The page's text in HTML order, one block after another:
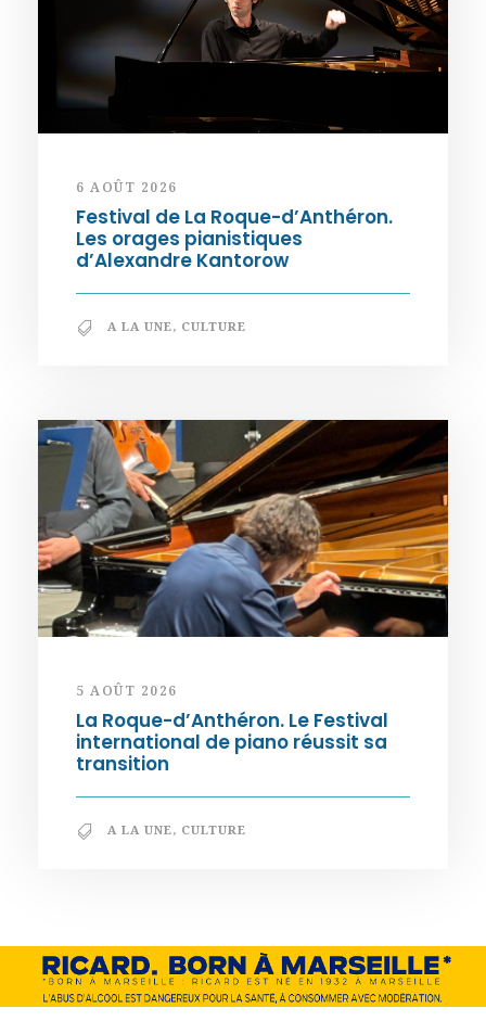
6 AOÛT 2026
Festival de La Roque-d’Anthéron.
Les orages pianistiques
d’Alexandre Kantorow
A LA UNE, CULTURE
5 AOÛT 2026
La Roque-d’Anthéron. Le Festival
international de piano réussit sa
transition
A LA UNE, CULTURE